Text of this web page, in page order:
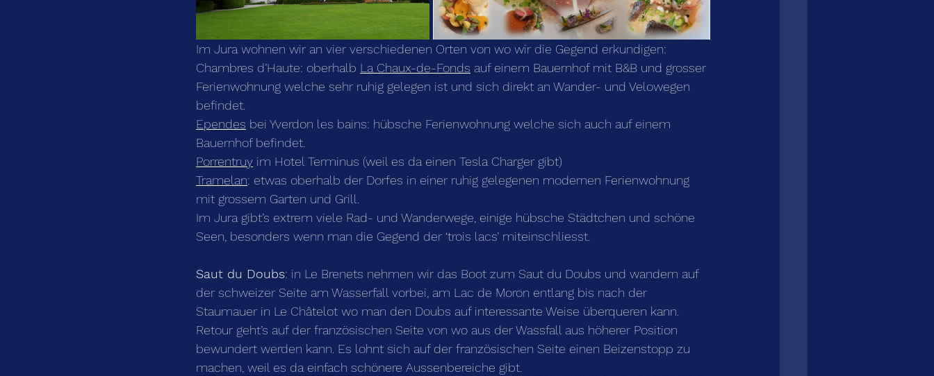
Im Jura wohnen wir an vier verschiedenen Orten von wo wir die Gegend erkundigen:
Chambres d’Haute: oberhalb La Chaux-de-Fonds auf einem Bauernhof mit B&B und grosser
Ferienwohnung welche sehr ruhig gelegen ist und sich direkt an Wander- und Velowegen
befindet.
Ependes bei Yverdon les bains: hübsche Ferienwohnung welche sich auch auf einem
Bauernhof befindet.
Porrentruy im Hotel Terminus (weil es da einen Tesla Charger gibt)
Tramelan: etwas oberhalb der Dorfes in einer ruhig gelegenen modernen Ferienwohnung
mit grossem Garten und Grill.
Im Jura gibt’s extrem viele Rad- und Wanderwege, einige hübsche Städtchen und schöne
Seen, besonders wenn man die Gegend der ‘trois lacs’ miteinschliesst.
Saut du Doubs: in Le Brenets nehmen wir das Boot zum Saut du Doubs und wandern auf
der schweizer Seite am Wasserfall vorbei, am Lac de Moron entlang bis nach der
Staumauer in Le Châtelot wo man den Doubs auf interessante Weise überqueren kann.
Retour geht’s auf der französischen Seite von wo aus der Wassfall aus höherer Position
bewundert werden kann. Es lohnt sich auf der französischen Seite einen Beizenstopp zu
machen, weil es da einfach schönere Aussenbereiche gibt.